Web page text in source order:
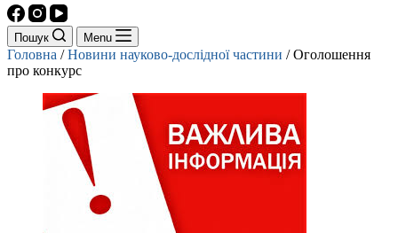
Пошук Menu
Головна /Новини науково-дослідної частини /Оголошення
про конкурс